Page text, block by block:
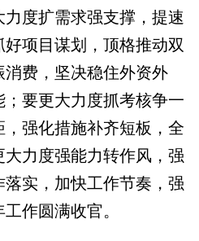
度扩需求强支撑，提速
项目谋划，顶格推动双
费，坚决稳住外资外
要更大力度抓考核争一
强化措施补齐短板，全
力度强能力转作风，强
实，加快工作节奏，强
作圆满收官。